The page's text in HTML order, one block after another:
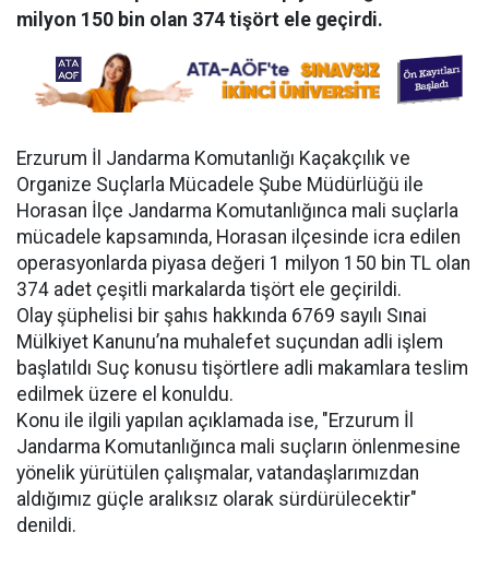
milyon 150 bin olan 374 tişört ele geçirdi.
Erzurum İl Jandarma Komutanlığı Kaçakçılık ve
Organize Suçlarla Mücadele Şube Müdürlüğü ile
Horasan İlçe Jandarma Komutanlığınca mali suçlarla
mücadele kapsamında, Horasan ilçesinde icra edilen
operasyonlarda piyasa değeri 1 milyon 150 bin TL olan
374 adet çeşitli markalarda tişört ele geçirildi.
Olay şüphelisi bir şahıs hakkında 6769 sayılı Sınai
Mülkiyet Kanunu’na muhalefet suçundan adli işlem
başlatıldı Suç konusu tişörtlere adli makamlara teslim
edilmek üzere el konuldu.
Konu ile ilgili yapılan açıklamada ise, "Erzurum İl
Jandarma Komutanlığınca mali suçların önlenmesine
yönelik yürütülen çalışmalar, vatandaşlarımızdan
aldığımız güçle aralıksız olarak sürdürülecektir"
denildi.